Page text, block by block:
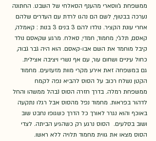
ממשפחת ג'ווסארי מהענף הסאלחי של השבט. החתונה
נערכה בבטוף, לשם הם נהגו לרדת עם העדרים שלהם
אחרי עונת הקציר. נולדו להם 3 בנים 3 בנות : קאמלה,
קאסם, תלג'י, מחמוד, חמדי, סאלח. מרגע שקאסם נולד
קיבל מוחמד את השם אבו-קאסם. הוא היה גבר גבוה,
כחול עיניים ושחום עור, עם אף נשרי ויציבה אצילית.
גם במשפחה זאת אירע מקרי מוות מזעזעים. מחמוד
הקטן נשלח רכוב על הסוס להביא נפה לקמח
ממשפחת רמלה. בדרך חזרה הסוס נבהל ממשהו והחל
לדהור בפראות. מחמוד נפל מהסוס אבל רגלו נתקעה
באוכף והוא נגרר לאורך כל הדרך כשגופו נחבט שוב
ושוב בסלעים.  הסוס נרגע רק כשהגיע הביתה. לצדי
הסוס מצאו את גווית מחמוד תלויה ללא ראשו.